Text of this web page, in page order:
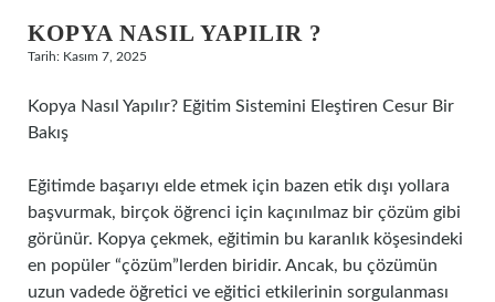
Hakkımızda
KOPYA NASIL YAPILIR ?
Tarih: Kasım 7, 2025
Kopya Nasıl Yapılır? Eğitim Sistemini Eleştiren Cesur Bir
Bakış
Eğitimde başarıyı elde etmek için bazen etik dışı yollara
başvurmak, birçok öğrenci için kaçınılmaz bir çözüm gibi
görünür. Kopya çekmek, eğitimin bu karanlık köşesindeki
en popüler “çözüm”lerden biridir. Ancak, bu çözümün
uzun vadede öğretici ve eğitici etkilerinin sorgulanması